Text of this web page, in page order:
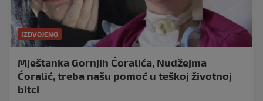
IZDVOJENO
Mještanka Gornjih Ćoralića, Nudžejma
Ćoralić, treba našu pomoć u teškoj životnoj
bitci